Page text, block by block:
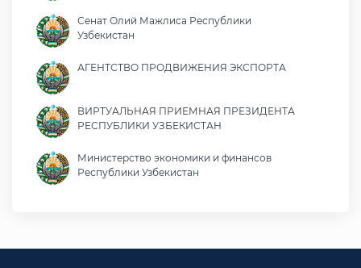
Сенат Олий Мажлиса Республики
Узбекистан
АГЕНТСТВО ПРОДВИЖЕНИЯ ЭКСПОРТА
ВИРТУАЛЬНАЯ ПРИЕМНАЯ ПРЕЗИДЕНТА
РЕСПУБЛИКИ УЗБЕКИСТАН
Министерство экономики и финансов
Республики Узбекистан
Законодательная палата Олий Мажлиса